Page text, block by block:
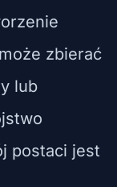
zbierać
lub
postaci jest